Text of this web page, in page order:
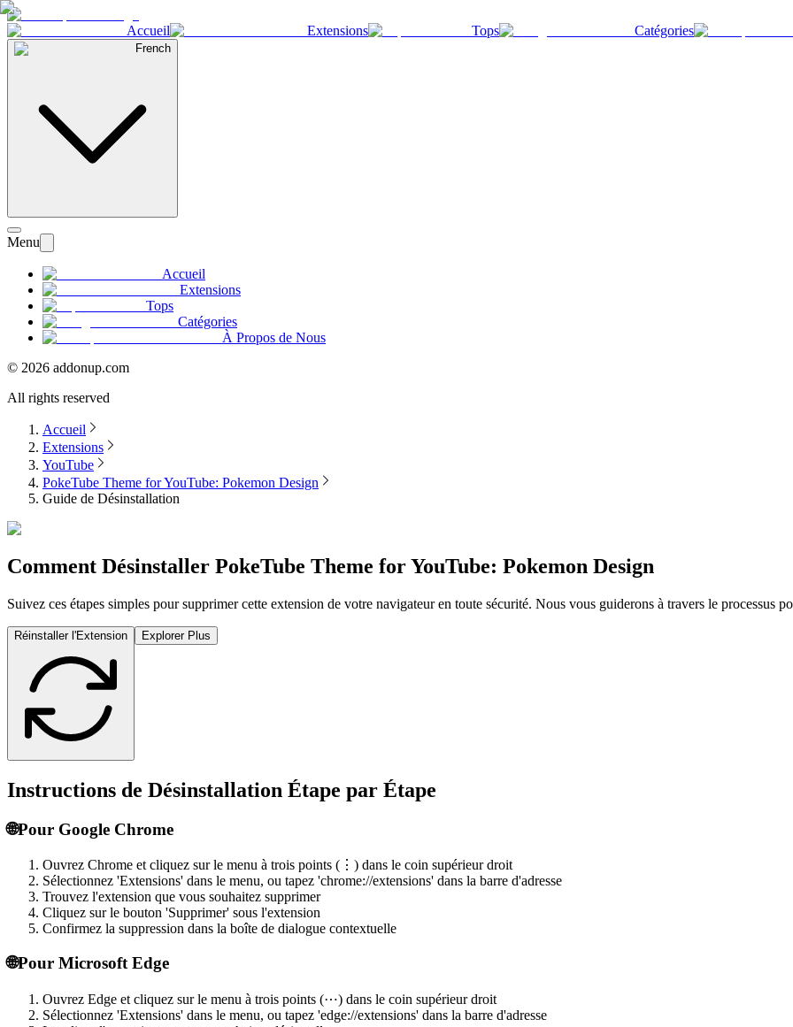
Accueil Extensions Tops Catégories
French
Menu
Accueil
Extensions
Tops
Catégories
À Propos de Nous
© 2026 addonup.com
All rights reserved
Accueil
Extensions
YouTube
PokeTube Theme for YouTube: Pokemon Design
Guide de Désinstallation
Comment Désinstaller PokeTube Theme for YouTube: Pokemon Design
Suivez ces étapes simples pour supprimer cette extension de votre navigateur en toute sécurité. Nous vous guiderons à travers le processus
Réinstaller l'Extension Explorer Plus
Instructions de Désinstallation Étape par Étape
🌐Pour Google Chrome
Ouvrez Chrome et cliquez sur le menu à trois points (⋮) dans le coin supérieur droit
Sélectionnez 'Extensions' dans le menu, ou tapez 'chrome://extensions' dans la barre d'adresse
Trouvez l'extension que vous souhaitez supprimer
Cliquez sur le bouton 'Supprimer' sous l'extension
Confirmez la suppression dans la boîte de dialogue contextuelle
🌐Pour Microsoft Edge
Ouvrez Edge et cliquez sur le menu à trois points (⋯) dans le coin supérieur droit
Sélectionnez 'Extensions' dans le menu, ou tapez 'edge://extensions' dans la barre d'adresse